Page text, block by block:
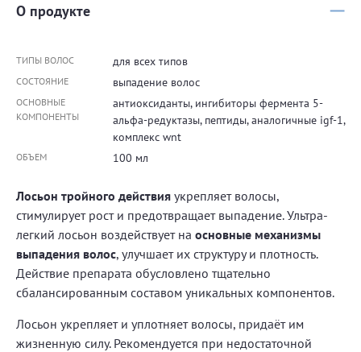
О продукте
ТИПЫ ВОЛОС для всех типов
СОСТОЯНИЕ выпадение волос
ОСНОВНЫЕ
КОМПОНЕНТЫ
антиоксиданты, ингибиторы фермента 5-
альфа-редуктазы, пептиды, аналогичные igf-1,
комплекс wnt
ОБЪЕМ 100 мл
Лосьон тройного действия укрепляет волосы,
стимулирует рост и предотвращает выпадение. Ультра-
легкий лосьон воздействует на основные механизмы
выпадения волос, улучшает их структуру и плотность.
Действие препарата обусловлено тщательно
сбалансированным составом уникальных компонентов.
Лосьон укрепляет и уплотняет волосы, придаёт им
жизненную силу. Рекомендуется при недостаточной